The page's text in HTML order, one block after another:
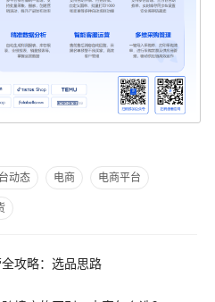
动态 电商 电商平台
攻略：选品思路